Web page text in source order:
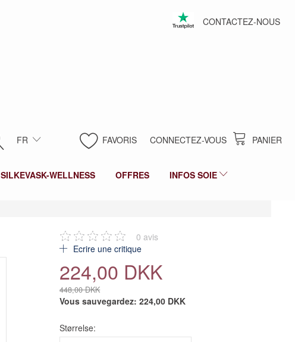
CONTACTEZ-NOUS
PANIER
FAVORIS CONNECTEZ-VOUS
FR
SILKEVASK-WELLNESS OFFRES INFOS SOIE
0 avis
Ecrire une critique
224,00 DKK
448,00 DKK
Vous sauvegardez:224,00 DKK
Størrelse: